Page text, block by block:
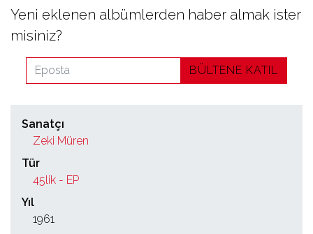
Yeni eklenen albümlerden haber almak ister
misiniz?
BÜLTENE KATIL
Sanatçı
Zeki Müren
Tür
45lik - EP
Yıl
1961